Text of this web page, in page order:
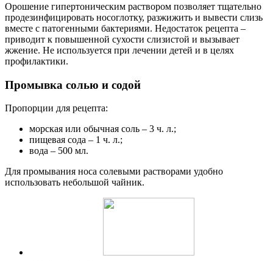
Орошение гипертоническим раствором позволяет тщательно
продезинфицировать носоглотку, разжижить и вывести слизь
вместе с патогенными бактериями. Недостаток рецепта –
приводит к повышенной сухости слизистой и вызывает
жжение. Не используется при лечении детей и в целях
профилактики.
Промывка солью и содой
Пропорции для рецепта:
морская или обычная соль – 3 ч. л.;
пищевая сода – 1 ч. л.;
вода – 500 мл.
Для промывания носа солевыми растворами удобно
использовать небольшой чайник.